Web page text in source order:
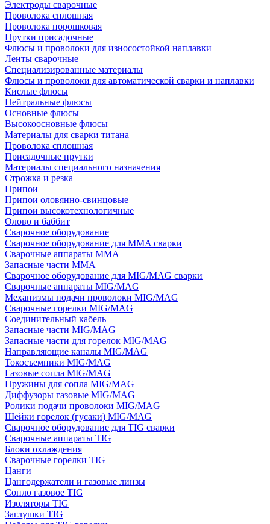
Электроды сварочные
Проволока сплошная
Проволока порошковая
Прутки присадочные
Флюсы и проволоки для износостойкой наплавки
Ленты сварочные
Специализированные материалы
Флюсы и проволоки для автоматической сварки и наплавки
Кислые флюсы
Нейтральные флюсы
Основные флюсы
Высокоосновные флюсы
Материалы для сварки титана
Проволока сплошная
Присадочные прутки
Материалы специального назначения
Строжка и резка
Припои
Припои оловянно-свинцовые
Припои высокотехнологичные
Олово и баббит
Сварочное оборудование
Сварочное оборудование для MMA сварки
Сварочные аппараты MMA
Запасные части MMA
Сварочное оборудование для MIG/MAG сварки
Сварочные аппараты MIG/MAG
Механизмы подачи проволоки MIG/MAG
Сварочные горелки MIG/MAG
Соединительный кабель
Запасные части MIG/MAG
Запасные части для горелок MIG/MAG
Направляющие каналы MIG/MAG
Токосъемники MIG/MAG
Газовые сопла MIG/MAG
Пружины для сопла MIG/MAG
Диффузоры газовые MIG/MAG
Ролики подачи проволоки MIG/MAG
Шейки горелок (гусаки) MIG/MAG
Сварочное оборудование для TIG сварки
Сварочные аппараты TIG
Блоки охлаждения
Сварочные горелки TIG
Цанги
Цангодержатели и газовые линзы
Сопло газовое TIG
Изоляторы TIG
Заглушки TIG